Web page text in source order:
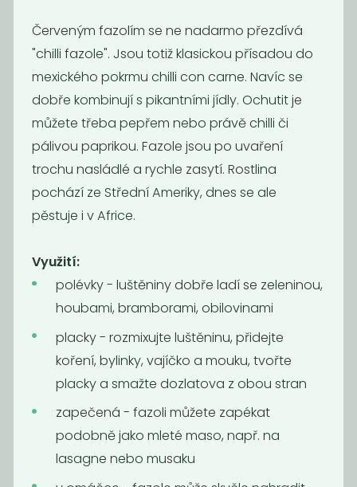
Fazole Adzuki
95 Kč/ Kg
Fazole mungo
Sójové boby BIO
Čočka zelená
velká BIO
Červeným fazolím se ne nadarmo přezdívá
"chilli fazole". Jsou totiž klasickou přísadou do
mexického pokrmu chilli con carne. Navíc se
dobře kombinují s pikantními jídly. Ochutit je
můžete třeba pepřem nebo právě chilli či
pálivou paprikou. Fazole jsou po uvaření
trochu nasládlé a rychle zasytí. Rostlina
pochází ze Střední Ameriky, dnes se ale
pěstuje i v Africe.
Využití:
polévky - luštěniny dobře ladí se zeleninou,
houbami, bramborami, obilovinami
placky - rozmixujte luštěninu, přidejte
koření, bylinky, vajíčko a mouku, tvořte
placky a smažte dozlatova z obou stran
zapečená - fazoli můžete zapékat
podobně jako mleté maso, např. na
lasagne nebo musaku